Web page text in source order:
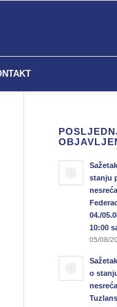
stanju
04./
10:00
05/08/
o